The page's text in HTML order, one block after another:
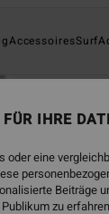
AccessoiresSurf
IHRE
oder eine
Beiträge
zu